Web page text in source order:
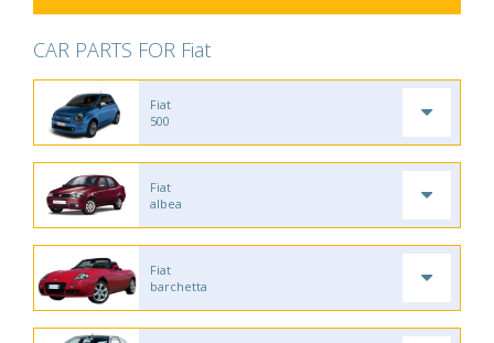
CAR PARTS FOR Fiat
Fiat
500
Fiat
albea
Fiat
barchetta